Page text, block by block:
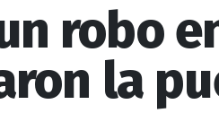
robo
la